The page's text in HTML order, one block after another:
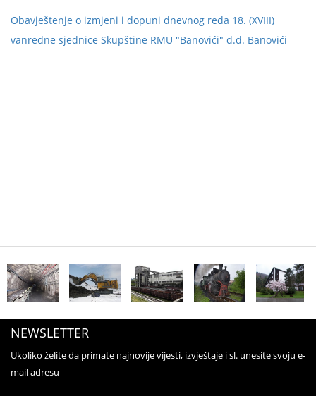
Obavještenje o izmjeni i dopuni dnevnog reda 18. (XVIII)
vanredne sjednice Skupštine RMU "Banovići" d.d. Banovići
NEWSLETTER
Ukoliko želite da primate najnovije vijesti, izvještaje i sl. unesite svoju e-
mail adresu